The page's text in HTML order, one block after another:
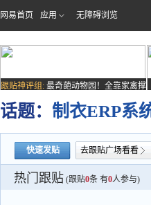
网易首页 应用 无障碍浏览
跟贴神评组: 最奇葩动物园！全靠家禽撑
场子
话题： 制衣ERP系
快速发贴 去跟贴广场看看
热门跟贴 (跟贴0条 有0人参与)